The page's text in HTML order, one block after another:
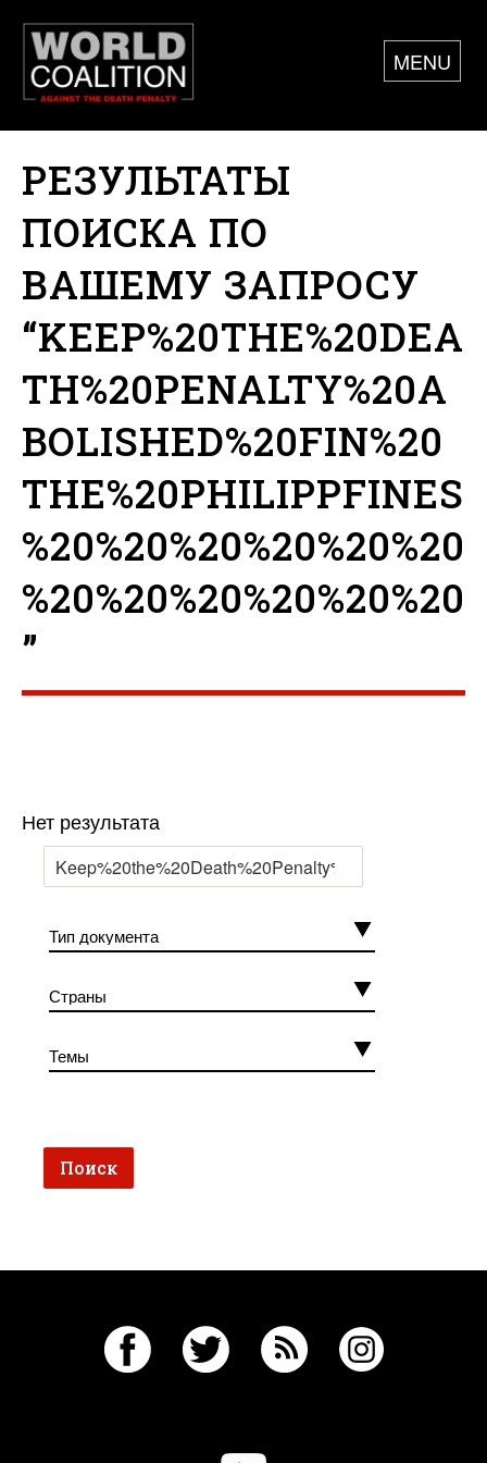
MENU
РЕЗУЛЬТАТЫ
ПОИСКА ПО
ВАШЕМУ ЗАПРОСУ
“KEEP%20THE%20DEA
TH%20PENALTY%20A
BOLISHED%20FIN%20
THE%20PHILIPPFINES
%20%20%20%20%20%20
%20%20%20%20%20%20
”
Нет результата